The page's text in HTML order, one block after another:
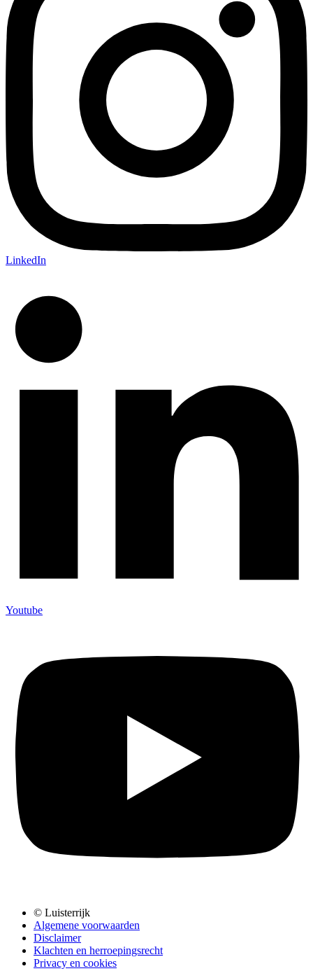
LinkedIn
Youtube
© Luisterrijk
Algemene voorwaarden
Disclaimer
Klachten en herroepingsrecht
Privacy en cookies